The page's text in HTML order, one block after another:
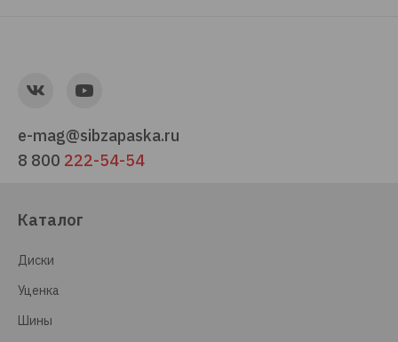
e-mag@sibzapaska.ru
8 800 222-54-54
Каталог
Диски
Уценка
Шины